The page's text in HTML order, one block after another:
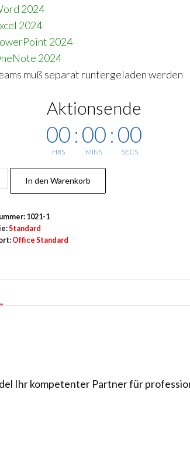
2024
2024
2024
2024
muß separat runtergeladen werden
Aktionsende
00
HRS
: 00
MINS
: 00
SECS
In den Warenkorb
1021-1
Standard
Office Standard
Ihr kompetenter Partner für